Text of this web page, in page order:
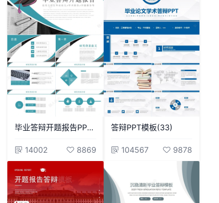
毕业答辩开题报告PPT模板大学生毕业论文学术报告开题报告
14002 8869
答辩PPT模板(33)
104567 9878